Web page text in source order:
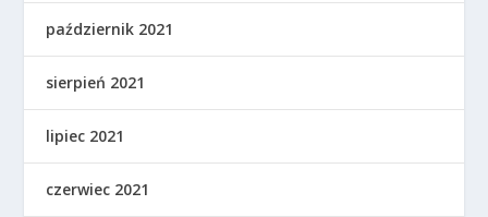
październik 2021
sierpień 2021
lipiec 2021
czerwiec 2021